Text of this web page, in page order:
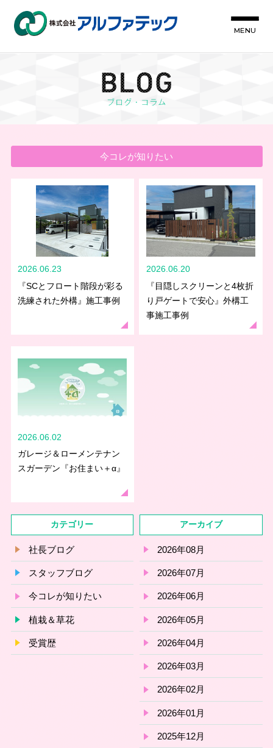
MENU
今コレが知りたい
2026.06.23
『SCとフロート階段が彩る
洗練された外構』施工事例
2026.06.20
『目隠しスクリーンと4枚折
り戸ゲートで安心』外構工
事施工事例
2026.06.02
ガレージ＆ローメンテナン
スガーデン『お住まい＋α』
カテゴリー
社長ブログ
スタッフブログ
今コレが知りたい
植栽＆草花
受賞歴
アーカイブ
2026年08月
2026年07月
2026年06月
2026年05月
2026年04月
2026年03月
2026年02月
2026年01月
2025年12月